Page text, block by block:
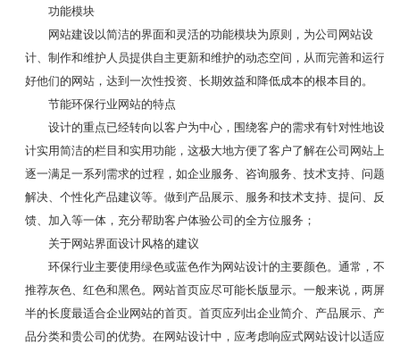
功能模块
网站建设以简洁的界面和灵活的功能模块为原则，为公司网站设
计、制作和维护人员提供自主更新和维护的动态空间，从而完善和运行
好他们的网站，达到一次性投资、长期效益和降低成本的根本目的。
节能环保行业网站的特点
设计的重点已经转向以客户为中心，围绕客户的需求有针对性地设
计实用简洁的栏目和实用功能，这极大地方便了客户了解在公司网站上
逐一满足一系列需求的过程，如企业服务、咨询服务、技术支持、问题
解决、个性化产品建议等。做到产品展示、服务和技术支持、提问、反
馈、加入等一体，充分帮助客户体验公司的全方位服务；
关于网站界面设计风格的建议
环保行业主要使用绿色或蓝色作为网站设计的主要颜色。通常，不
推荐灰色、红色和黑色。网站首页应尽可能长版显示。一般来说，两屏
半的长度最适合企业网站的首页。首页应列出企业简介、产品展示、产
品分类和贵公司的优势。在网站设计中，应考虑响应式网站设计以适应